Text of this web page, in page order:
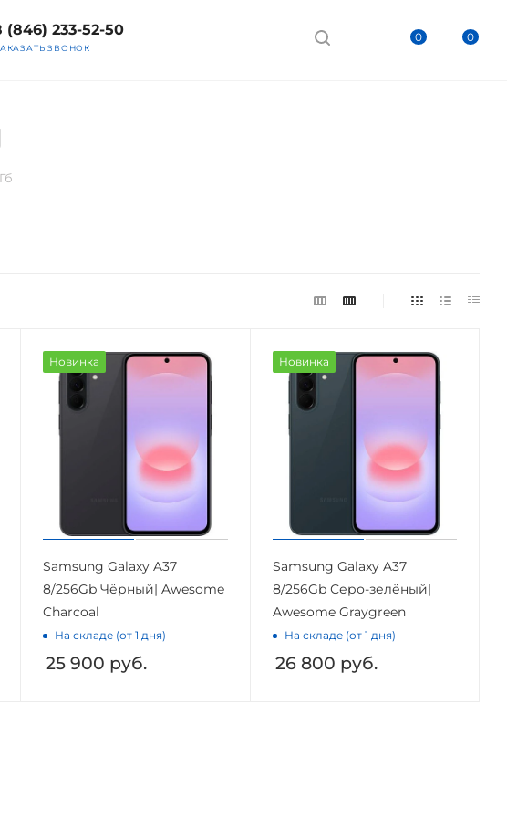
0 0
(846) 233-52-50
ЗВОНОК
Новинка
Samsung Galaxy A37
8/256Gb Чёрный| Awesome
Charcoal
На складе (от 1 дня)
25 900 руб.
Новинка
Samsung Galaxy A37
8/256Gb Серо-зелёный|
Awesome Graygreen
На складе (от 1 дня)
26 800 руб.